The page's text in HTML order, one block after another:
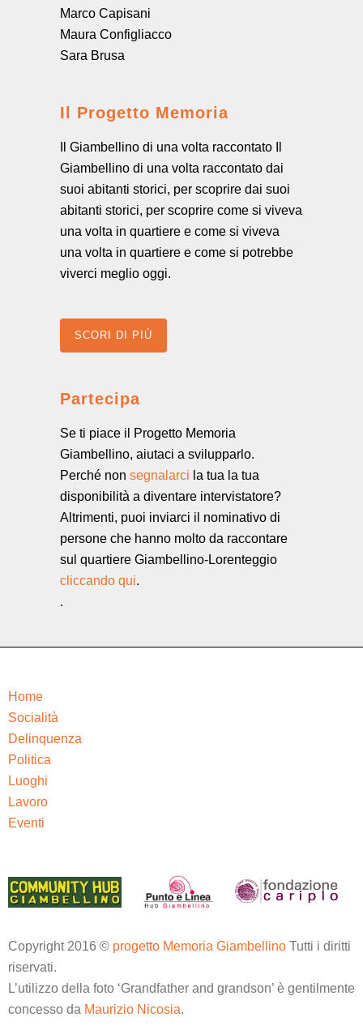
Marco Capisani
Maura Configliacco
Sara Brusa
Il Progetto Memoria
Il Giambellino di una volta raccontato Il
Giambellino di una volta raccontato dai
suoi abitanti storici, per scoprire dai suoi
abitanti storici, per scoprire come si viveva
una volta in quartiere e come si viveva
una volta in quartiere e come si potrebbe
viverci meglio oggi.
SCORI DI PIÙ
Partecipa
Se ti piace il Progetto Memoria
Giambellino, aiutaci a svilupparlo.
Perché non segnalarci la tua la tua
disponibilità a diventare intervistatore?
Altrimenti, puoi inviarci il nominativo di
persone che hanno molto da raccontare
sul quartiere Giambellino-Lorenteggio
cliccando qui.
.
Home
Socialità
Delinquenza
Politica
Luoghi
Lavoro
Eventi
Copyright 2016 © progetto Memoria Giambellino Tutti i diritti
riservati.
L’utilizzo della foto ‘Grandfather and grandson’ è gentilmente
concesso da Maurizio Nicosia.